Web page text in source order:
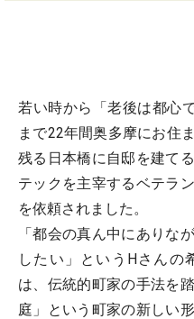
若い時から「老後は都心
まで22年間奥多摩にお住
残る日本橋に自邸を建て
テックを主宰するベテラ
を依頼されました。
「都会の真ん中にありな
したい」というHさんの
は、伝統的町家の手法を
庭」という町家の新しい